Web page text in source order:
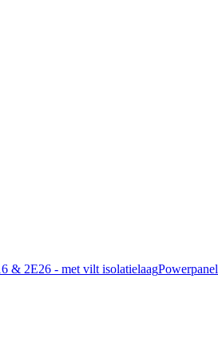
& 2E26 - met vilt isolatielaagPowerpanel